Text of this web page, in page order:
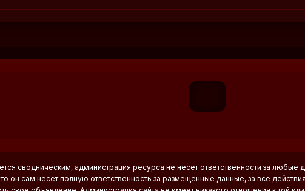
сводническим, администрация ресурса не несет ответственности за
он сам несет полную ответственность за размещенные данные, за все